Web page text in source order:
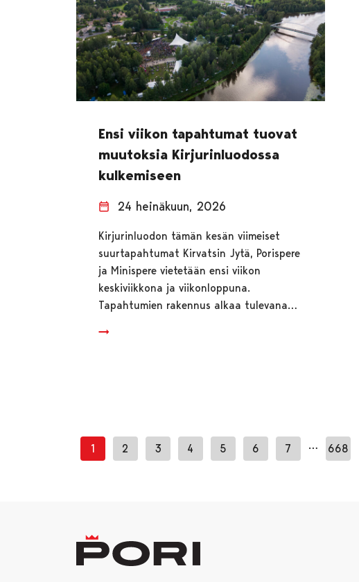
Ensi viikon tapahtumat tuovat
muutoksia Kirjurinluodossa
kulkemiseen
24 heinäkuun, 2026
Kirjurinluodon tämän kesän viimeiset
suurtapahtumat Kirvatsin Jytä, Porispere
ja Minispere vietetään ensi viikon
keskiviikkona ja viikonloppuna.
Tapahtumien rakennus alkaa tulevana…
1 2 3 4 5 6 7 … 668